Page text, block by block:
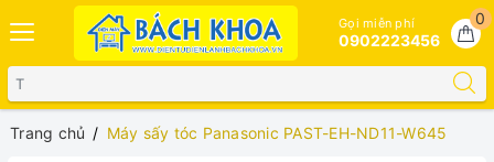
0
Gọi miễn phí
0902223456
Trang chủ Máy sấy tóc Panasonic PAST-EH-ND11-W645